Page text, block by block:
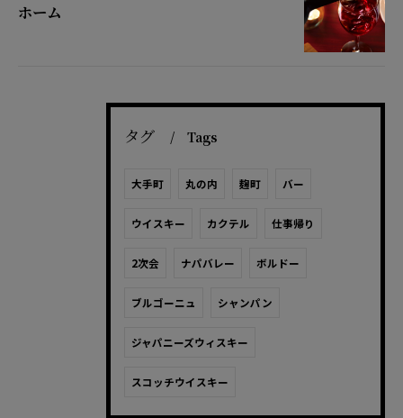
ホーム
タグ Tags
大手町 丸の内 麹町 バー
ウイスキー カクテル 仕事帰り
2次会 ナパバレー ボルドー
ブルゴーニュ シャンパン
ジャパニーズウィスキー
スコッチウイスキー